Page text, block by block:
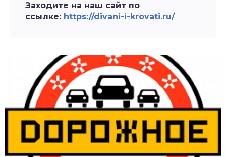
Заходите на наш сайт по
ссылке: https://divani-i-krovati.ru/